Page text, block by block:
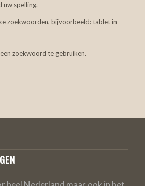
uw spelling.
zoekwoorden, bijvoorbeeld: tablet in
zoekwoord te gebruiken.